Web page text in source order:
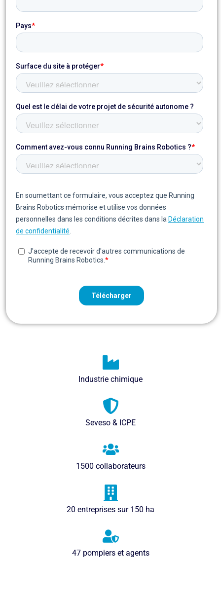
Industrie chimique
Seveso & ICPE
1500 collaborateurs
20 entreprises sur 150 ha
47 pompiers et agents